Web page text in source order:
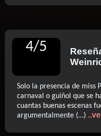
4/5
Solo la presencia de miss
carnaval o guiñol que se
cuantas buenas escenas
argumentalmente (…)